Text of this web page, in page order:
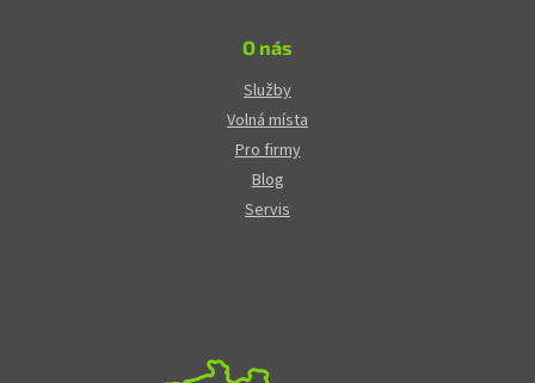
O nás
Služby
Volná místa
Pro firmy
Blog
Servis